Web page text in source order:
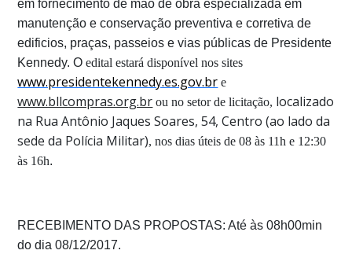
em fornecimento de mão de obra especializada em
manutenção e conservação preventiva e corretiva de
edificios, praças, passeios e vias públicas de Presidente
Kennedy.O edital estará disponível nos sites
www.presidentekennedy.es.gov.br e
www.bllcompras.org.br ou no setor de licitação, localizado
na Rua Antônio Jaques Soares, 54, Centro (ao lado da
sede da Polícia Militar), nos dias úteis de 08 às 11h e 12:30
às 16h.
RECEBIMENTO DAS PROPOSTAS: Até às 08h00min
do dia 08/12/2017.